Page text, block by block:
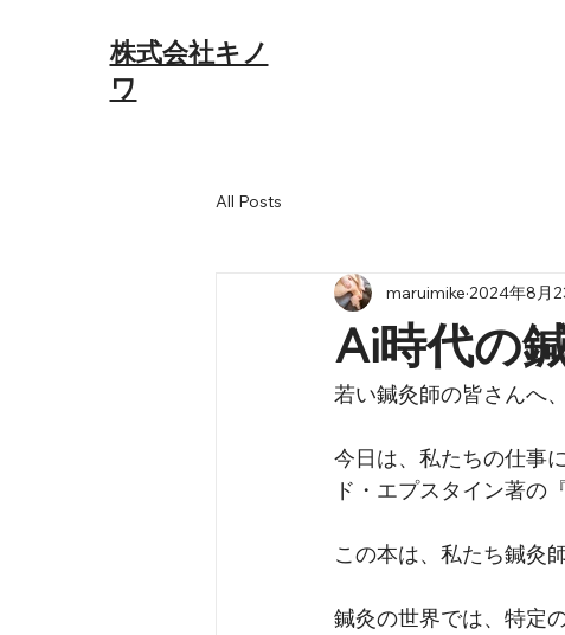
​​株式会社キノ
ワ
All Posts
Ai時代の
maruimike 2024年8月
若い鍼灸師の皆さんへ、
今日は、私たちの仕事
ド・エプスタイン著の
この本は、私たち鍼灸
鍼灸の世界では、特定